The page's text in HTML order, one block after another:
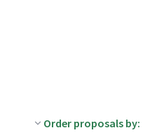
Order proposals by: